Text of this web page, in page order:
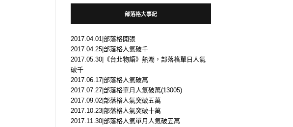
部落格大事紀
2017.04.01|部落格開張
2017.04.25|部落格人氣破千
2017.05.30|《台北物語》熱潮，部落格單日人氣
破千
2017.06.17|部落格人氣破萬
2017.07.27|部落格單月人氣破萬(13005)
2017.09.02|部落格人氣突破五萬
2017.10.23|部落格人氣突破十萬
2017.11.30|部落格人氣單月人氣破五萬